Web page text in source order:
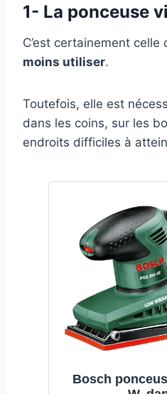
1- La ponceuse
C’est certainement celle
moins utiliser.
Toutefois, elle est
dans les coins, sur les
endroits difficiles à
Bosch